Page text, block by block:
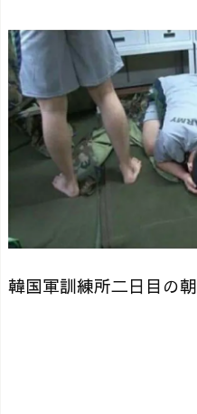
韓国軍訓練所二日目の朝